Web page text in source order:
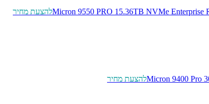
Micron 9550 PRO 15.36TB NVMe Enterpriseלהצעת מחיר
Micron 9400 Proלהצעת מחיר